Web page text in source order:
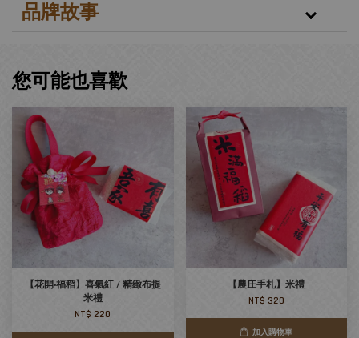
品牌故事
您可能也喜歡
【花開‧福稻】喜氣紅 / 精緻布提
米禮
NT$ 220
【農庄手札】米禮
NT$ 320
加入購物車